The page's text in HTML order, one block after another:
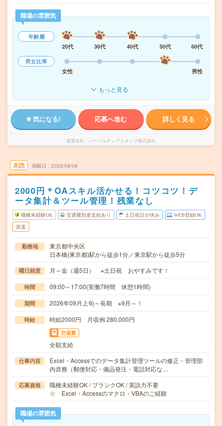
職場の雰囲気
年齢層
20代
30代 40代 50代
60代
男女比率
女性
男性
もっと見る
気になる! 応募へ進む 詳しく見る
派遣会社 パーソルテンプスタッフ株式会社
未読 掲載日 2026/08/06
2000円＊OAスキル活かせる！コツコツ！デ
ータ集計＆ツール管理！残業なし
職種未経験OK 交通費別途支給あり 土日祝日が休み WEB登録OK
派遣
勤務地
東京都中央区
日本橋(東京都)駅から徒歩1分／東京駅から徒歩5分
曜日頻度 月～金（週5日） ※土日祝 おやすみです！
時間 09:00～17:00(実働7時間 休憩1時間)
期間 2026年09月上旬～長期 ※9月～！
時給 時給2000円 月収例 280,000円
交通費
全額支給
仕事内容
Excel・Accessでのデータ集計管理ツールの修正・管理部
内庶務（郵便対応・備品発注・電話対応な…
応募資格
職種未経験OK / ブランクOK / 英語力不要
☆ Excel・Accessのマクロ・VBAのご経験
職場の雰囲気